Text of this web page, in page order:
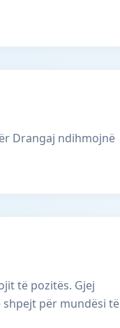
Drangaj ndihmojnë
të pozitës. Gjej
për mundësi të